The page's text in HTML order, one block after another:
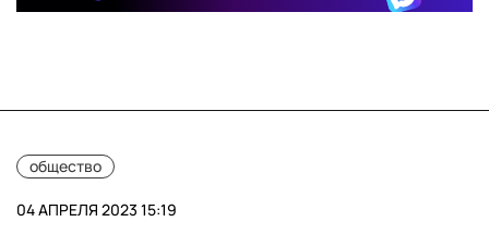
общество
04 АПРЕЛЯ 2023 15:19